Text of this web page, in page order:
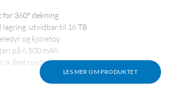
LES MER OM PRODUKTET
360° dekning
lagring, utvidbar til 16 TB
og kjøretøy
på 6 500 mAh
året rundt